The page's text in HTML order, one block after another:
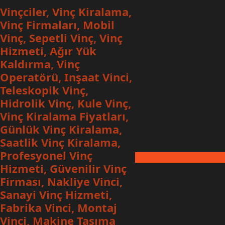
İçeriğe
geç
Vinçciler, Vinç Kiralama,
Vinç Firmaları, Mobil
Vinç, Sepetli Vinç, Vinç
Hizmeti, Ağır Yük
Kaldırma, Vinç
Operatörü, Inşaat Vinci,
Teleskopik Vinç,
Hidrolik Vinç, Kule Vinç,
Vinç Kiralama Fiyatları,
Günlük Vinç Kiralama,
Saatlik Vinç Kiralama,
Profesyonel Vinç
Hizmeti, Güvenilir Vinç
Firması, Nakliye Vinci,
Sanayi Vinç Hizmeti,
Fabrika Vinci, Montaj
Vinci, Makine Taşıma